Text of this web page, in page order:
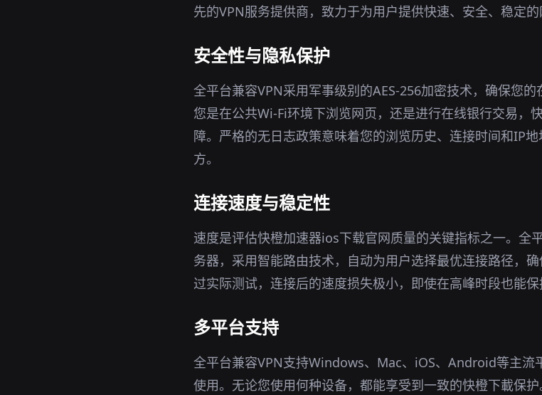
先的VPN服务提供商，致力于为用户提供快速、安全、稳定的
安全性与隐私保护
全平台兼容VPN采用军事级别的AES-256加密技术，确保您
您是在公共Wi-Fi环境下浏览网页，还是进行在线银行交易，
障。严格的无日志政策意味着您的浏览历史、连接时间和IP
方。
连接速度与稳定性
速度是评估快橙加速器ios下载官网质量的关键指标之一。全
务器，采用智能路由技术，自动为用户选择最优连接路径，
过实际测试，连接后的速度损失极小，即使在高峰时段也能保
多平台支持
全平台兼容VPN支持Windows、Mac、iOS、Android等主流
使用。无论您使用何种设备，都能享受到一致的快橙下載保